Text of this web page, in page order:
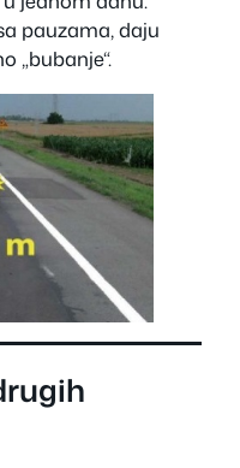
pauzama, daju
„bubanje“.